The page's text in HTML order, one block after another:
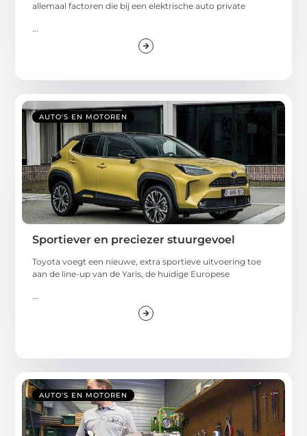
allemaal factoren die bij een elektrische auto private
AUTO'S EN MOTOREN
Sportiever en preciezer stuurgevoel
Toyota voegt een nieuwe, extra sportieve uitvoering toe
aan de line-up van de Yaris, de huidige Europese
AUTO'S EN MOTOREN